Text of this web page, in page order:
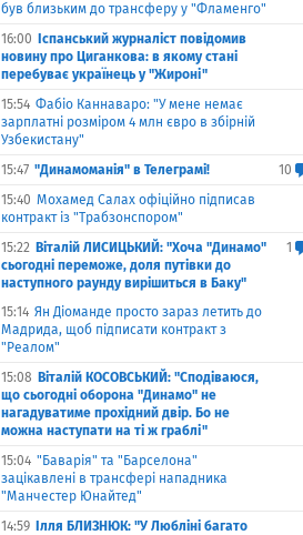
був близьким до трансферу у "Фламенго"
16:00
Іспанський журналіст повідомив
новину про Циганкова: в якому стані
перебуває українець у "Жироні"
15:54 Фабіо Каннаваро: "У мене немає
зарплатні розміром 4 млн євро в збірній
Узбекистану"
15:47 "Динамоманія" в Телеграмі!
10
15:40 Мохамед Салах офіційно підписав
контракт із "Трабзонспором"
15:22 Віталій ЛИСИЦЬКИЙ: "Хоча "Динамо"
сьогодні переможе, доля путівки до
наступного раунду вирішиться в Баку"
1
15:14 Ян Діоманде просто зараз летить до
Мадрида, щоб підписати контракт з
"Реалом"
15:08 Віталій КОСОВСЬКИЙ: "Сподіваюся,
що сьогодні оборона "Динамо" не
нагадуватиме прохідний двір. Бо не
можна наступати на ті ж граблі"
15:04 "Баварія" та "Барселона"
зацікавлені в трансфері нападника
"Манчестер Юнайтед"
14:59
Ілля БЛИЗНЮК: "У Любліні багато